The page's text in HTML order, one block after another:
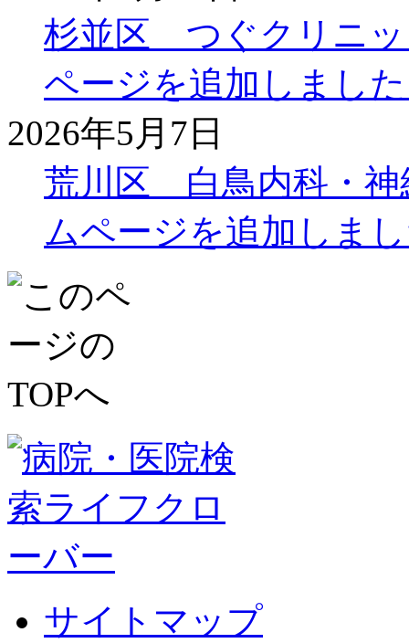
杉並区 つぐクリニッ
ページを追加しまし
2026年5月7日
荒川区 白鳥内科・神
ムページを追加しま
サイトマップ